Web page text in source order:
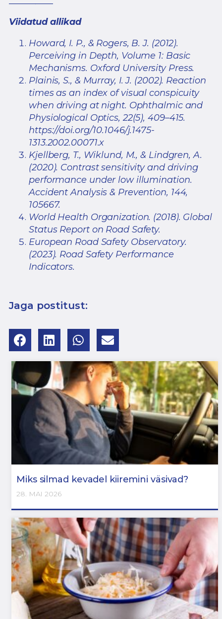
Viidatud allikad
Howard, I. P., & Rogers, B. J. (2012).
Perceiving in Depth, Volume 1: Basic
Mechanisms. Oxford University Press.
Plainis, S., & Murray, I. J. (2002). Reaction
times as an index of visual conspicuity
when driving at night. Ophthalmic and
Physiological Optics, 22(5), 409–415.
https://doi.org/10.1046/j.1475-
1313.2002.00071.x
Kjellberg, T., Wiklund, M., & Lindgren, A.
(2020). Contrast sensitivity and driving
performance under low illumination.
Accident Analysis & Prevention, 144,
105667.
World Health Organization. (2018). Global
Status Report on Road Safety.
European Road Safety Observatory.
(2023). Road Safety Performance
Indicators.
Jaga postitust:
Miks silmad kevadel kiiremini väsivad?
28. MAI 2026